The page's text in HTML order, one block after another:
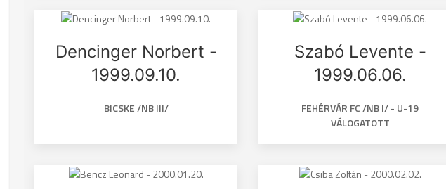
Dencinger Norbert -
1999.09.10.
BICSKE /NB III/
Szabó Levente -
1999.06.06.
FEHÉRVÁR FC /NB I/ - U-19
VÁLOGATOTT